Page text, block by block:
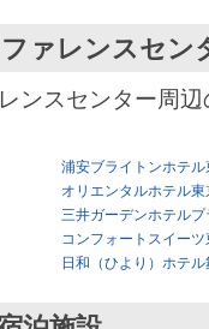
ァレンスセン
ンスセンター周
浦安ブライトンホテル
オリエンタルホテル東
三井ガーデンホテル
コンフォートスイー
日和（ひより）ホテル